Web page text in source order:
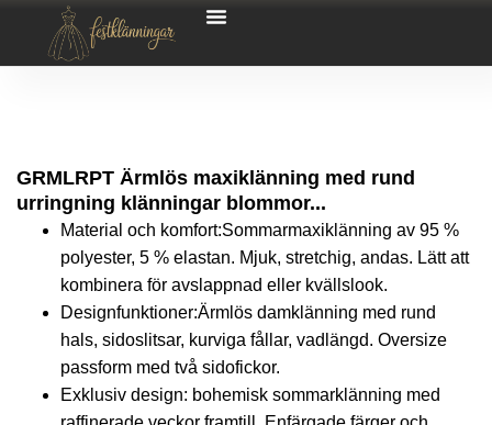
GRMLRPT Ärmlös maxiklänning med rund
urringning klänningar blommor...
Material och komfort:Sommarmaxiklänning av 95 %
polyester, 5 % elastan. Mjuk, stretchig, andas. Lätt att
kombinera för avslappnad eller kvällslook.
Designfunktioner:Ärmlös damklänning med rund
hals, sidoslitsar, kurviga fållar, vadlängd. Oversize
passform med två sidofickor.
Exklusiv design: bohemisk sommarklänning med